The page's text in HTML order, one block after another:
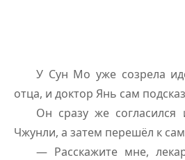
У Сун Мо уже созрела
отца, и доктор Янь сам
Он сразу же согласился
Чжунли, а затем перешёл к
— Расскажите мне,